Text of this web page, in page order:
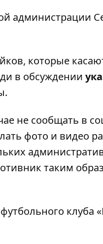
администрации
которые
в обсуждении
не сообщать в
фото и видео
таким
клуба